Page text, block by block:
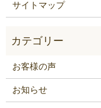
サイトマップ
お客様の声
お知らせ